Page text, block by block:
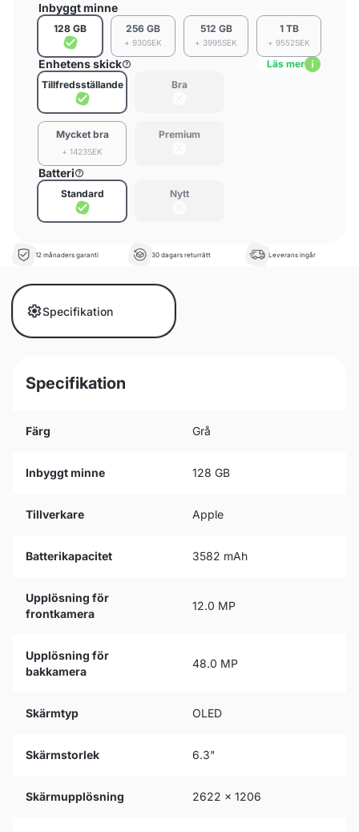
Inbyggt minne
128 GB 256 GB
+ 930SEK
512 GB
+ 3995SEK
1 TB
+ 9552SEK
Enhetens skick
Läs mer
Tillfredsställande
Bra
Mycket bra
+ 1423SEK
Premium
Batteri
Standard Nytt
12 månaders garanti 30 dagars returrätt Leverans ingår
Specifikation
Specifikation
Färg Grå
Inbyggt minne 128 GB
Tillverkare Apple
Batterikapacitet 3582 mAh
Upplösning för
frontkamera
12.0 MP
Upplösning för
bakkamera
48.0 MP
Skärmtyp OLED
Skärmstorlek 6.3"
Skärmupplösning 2622 x 1206